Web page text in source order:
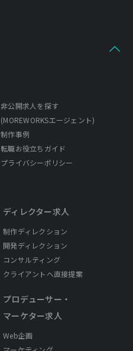
非公開求人を探す
(MOREWORKSエージェント)
制作事例
転職お役立ちガイド
プライバシーポリシー
ディレクター求人
制作ディレクション
開発ディレクション
コンサルティング
クライアントへ直接提案
プロデューサー・
マーケター求人
Web企画